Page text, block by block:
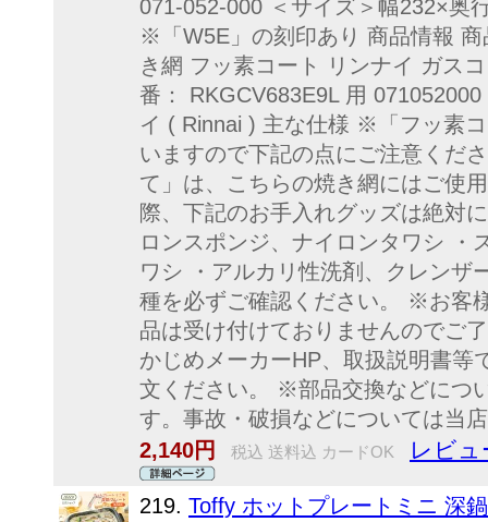
071-052-000 ＜サイズ＞幅232×奥
※「W5E」の刻印あり 商品情報
き網 フッ素コート リンナイ ガス
番： RKGCV683E9L 用
イ ( Rinnai ) 主な仕様 ※「フッ素
いますので下記の点にご注意くだ
て」は、こちらの焼き網にはご使
際、下記のお手入れグッズは絶対
ロンスポンジ、ナイロンタワシ ・
ワシ ・アルカリ性洗剤、クレン
種を必ずご確認ください。 ※お客
品は受け付けておりませんのでご
かじめメーカーHP、取扱説明書等
文ください。 ※部品交換などにつ
す。事故・破損などについては当
2,140円
税込 送料込 カードOK レビュ
219. Toffy ホットプレートミニ 深